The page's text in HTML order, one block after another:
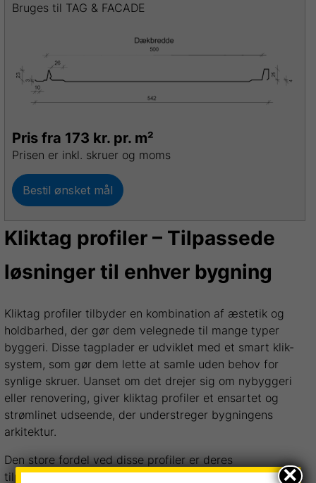
Bruges til TAG & FACADE
Pris fra 173 kr. pr. m²
Prisen er inkl. skruer og moms
Bestil ønsket mål
Kliktag profiler – Tilpassede
løsninger til enhver bygning
Kliktag profiler tilbyder en kombination af æstetik og
holdbarhed, der gør dem velegnede til mange typer
byggeri. Disse tagplader er udviklet med et smart klik-
system, som gør dem lette at samle uden behov for
synlige skruer. Uanset om det drejer sig om nybyggeri
eller renovering, giver kliktag profiler et ensartet og
strømlinet udseende, der understreger bygningens
arkitektur.
Den store fordel ved disse profiler er deres
tilpasningsevne. Med forskellige designs kan man vælge
×